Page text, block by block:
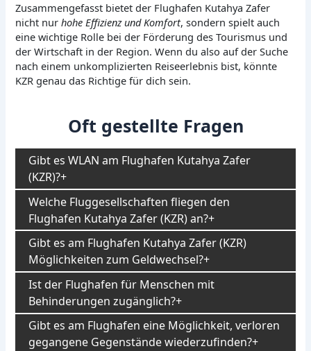
Zusammengefasst bietet der Flughafen Kutahya Zafer
nicht nurhohe Effizienz und Komfort, sondern spielt auch
eine wichtige Rolle bei der Förderung des Tourismus und
der Wirtschaft in der Region. Wenn du also auf der Suche
nach einem unkomplizierten Reiseerlebnis bist, könnte
KZR genau das Richtige für dich sein.
Oft gestellte Fragen
Gibt es WLAN am Flughafen Kutahya Zafer
(KZR)?
Welche Fluggesellschaften fliegen den
Flughafen Kutahya Zafer (KZR) an?
Gibt es am Flughafen Kutahya Zafer (KZR)
Möglichkeiten zum Geldwechsel?
Ist der Flughafen für Menschen mit
Behinderungen zugänglich?
Gibt es am Flughafen eine Möglichkeit, verloren
gegangene Gegenstände wiederzufinden?